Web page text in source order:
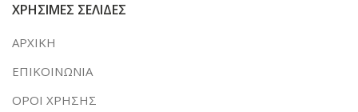
ΧΡΗΣΙΜΕΣ ΣΕΛΙΔΕΣ
ΑΡΧΙΚΗ
ΕΠΙΚΟΙΝΩΝΙΑ
ΟΡΟΙ ΧΡΗΣΗΣ